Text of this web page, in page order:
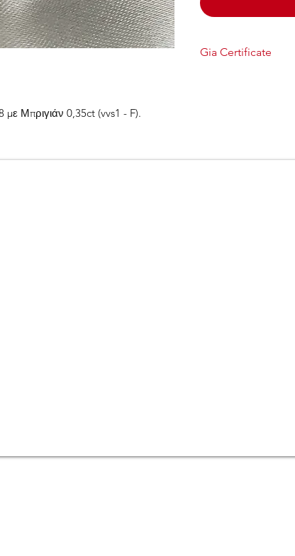
Μπριγιάν 0,35ct (vvs1 - F).
Gia Certificate